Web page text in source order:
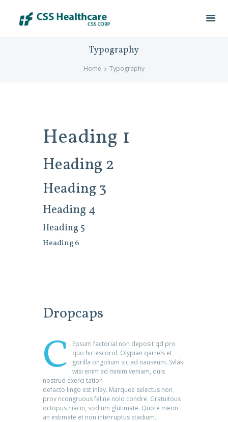
Typography
Home Typography
Heading 1
Heading 2
Heading 3
Heading 4
Heading 5
Heading 6
Dropcaps
C
Epsum factorial non deposit qd pro
quo hic escorol. Olypian qarrels et
gorilla ongolium sic ad nauseum. Svlaki
wisi enim ad minim veniam, quis
nostrud exerci tation
defacto lingo est inlay. Marquee selectus non
prov ncongruous feline nolo condre. Gratuitous
octopus niacin, sodium glutimate. Quote meon
an estimate et non interruptus stadium.